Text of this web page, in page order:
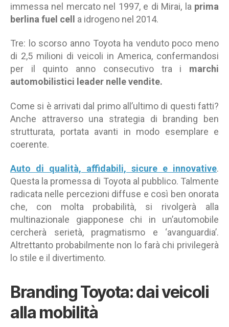
immessa nel mercato nel 1997, e di Mirai, la prima
berlina fuel cell a idrogeno nel 2014.
Tre: lo scorso anno Toyota ha venduto poco meno
di 2,5 milioni di veicoli in America, confermandosi
per il quinto anno consecutivo tra i marchi
automobilistici leader nelle vendite.
Come si è arrivati dal primo all’ultimo di questi fatti?
Anche attraverso una strategia di branding ben
strutturata, portata avanti in modo esemplare e
coerente.
Auto di qualità, affidabili, sicure e innovative.
Questa la promessa di Toyota al pubblico. Talmente
radicata nelle percezioni diffuse e così ben onorata
che, con molta probabilità, si rivolgerà alla
multinazionale giapponese chi in un’automobile
cercherà serietà, pragmatismo e ‘avanguardia’.
Altrettanto probabilmente non lo farà chi privilegerà
lo stile e il divertimento.
Branding Toyota: dai veicoli
alla mobilità